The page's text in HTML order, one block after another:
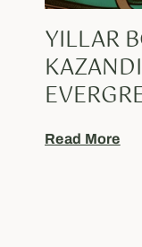
YILLAR
Read More